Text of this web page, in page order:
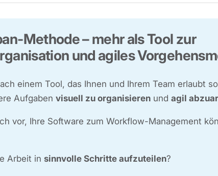
Methode – mehr als Tool zur
und agiles
einem Tool, das Ihnen und Ihrem Team erlaubt
Aufgaben visuell zu organisierenund agil
vor, Ihre Software zum Workflow-Management
Arbeit in sinnvolle Schritte aufzuteilen?